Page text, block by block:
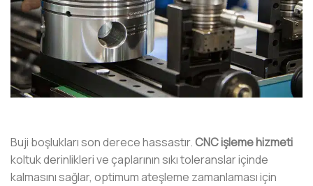
Buji boşlukları son derece hassastır.CNC işleme hizmeti
koltuk derinlikleri ve çaplarının sıkı toleranslar içinde
kalmasını sağlar, optimum ateşleme zamanlaması için